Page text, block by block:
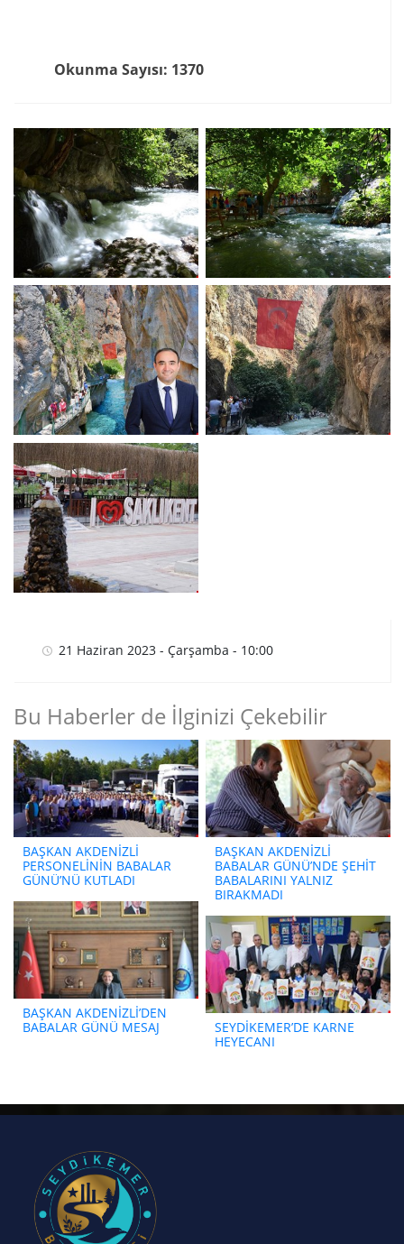
Okunma Sayısı: 1370
21 Haziran 2023 - Çarşamba - 10:00
Bu Haberler de İlginizi Çekebilir
BAŞKAN AKDENİZLİ
PERSONELİNİN BABALAR
GÜNÜ’NÜ KUTLADI
BAŞKAN AKDENİZLİ
BABALAR GÜNÜ’NDE ŞEHİT
BABALARINI YALNIZ
BIRAKMADI
BAŞKAN AKDENİZLİ’DEN
BABALAR GÜNÜ MESAJ
SEYDİKEMER’DE KARNE
HEYECANI